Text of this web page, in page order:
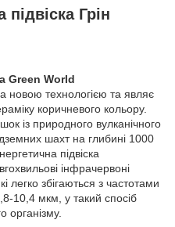
підвіска Грін
Green World
новою технологією та являє
коричневого кольору.
із природного вулканічного
шахт на глибині 1000
підвіска
інфрачервоні
легко збігаються з частотами
10,4 мкм, у такий спосіб
організму.